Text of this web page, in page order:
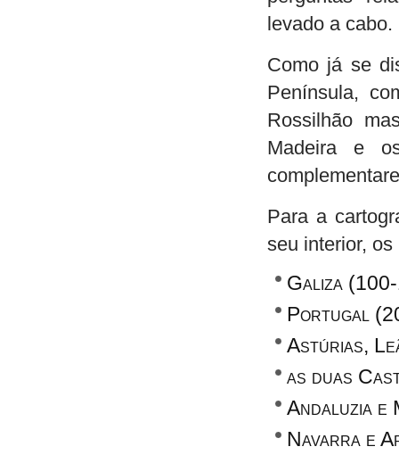
levado a cabo.
Como já se
Península,
Rossilhão
Madeira e
Para a
seu interior,
Galiza
Portugal
Astúrias,
as duas
Andaluzia e
Navarra e